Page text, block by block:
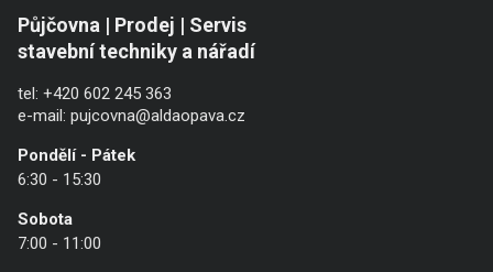
Půjčovna | Prodej | Servis
stavební techniky a nářadí
tel: +420 602 245 363
e-mail: pujcovna@aldaopava.cz
Pondělí - Pátek
6:30 - 15:30
Sobota
7:00 - 11:00